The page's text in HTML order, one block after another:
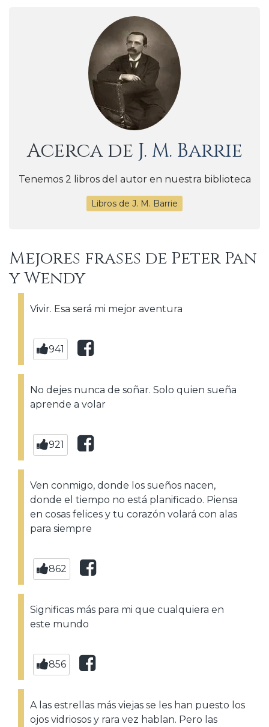
Acerca de J. M. Barrie
Tenemos 2 libros del autor en nuestra biblioteca
Libros de J. M. Barrie
Mejores frases de Peter Pan
y Wendy
Vivir. Esa será mi mejor aventura
941
No dejes nunca de soñar. Solo quien sueña
aprende a volar
921
Ven conmigo, donde los sueños nacen,
donde el tiempo no está planificado. Piensa
en cosas felices y tu corazón volará con alas
para siempre
862
Significas más para mi que cualquiera en
este mundo
856
A las estrellas más viejas se les han puesto los
ojos vidriosos y rara vez hablan. Pero las